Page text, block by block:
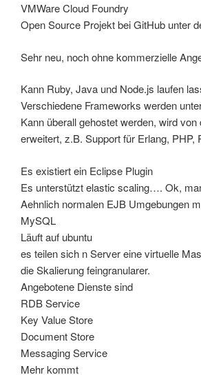
VMWare Cloud Foundry
Open Source Projekt bei GitHub unter
Sehr neu, noch ohne kommerzielle
Kann Ruby, Java und Node.js laufen
Verschiedene Frameworks werden
Kann überall gehostet werden, wird
erweitert, z.B. Support für Erlang, PHP,
Es existiert ein Eclipse Plugin
Es unterstützt elastic scaling…. Ok,
Aehnlich normalen EJB Umgebungen
MySQL
Läuft auf ubuntu
es teilen sich n Server eine virtuelle
die Skalierung feingranularer.
Angebotene Dienste sind
RDB Service
Key Value Store
Document Store
Messaging Service
Mehr kommt